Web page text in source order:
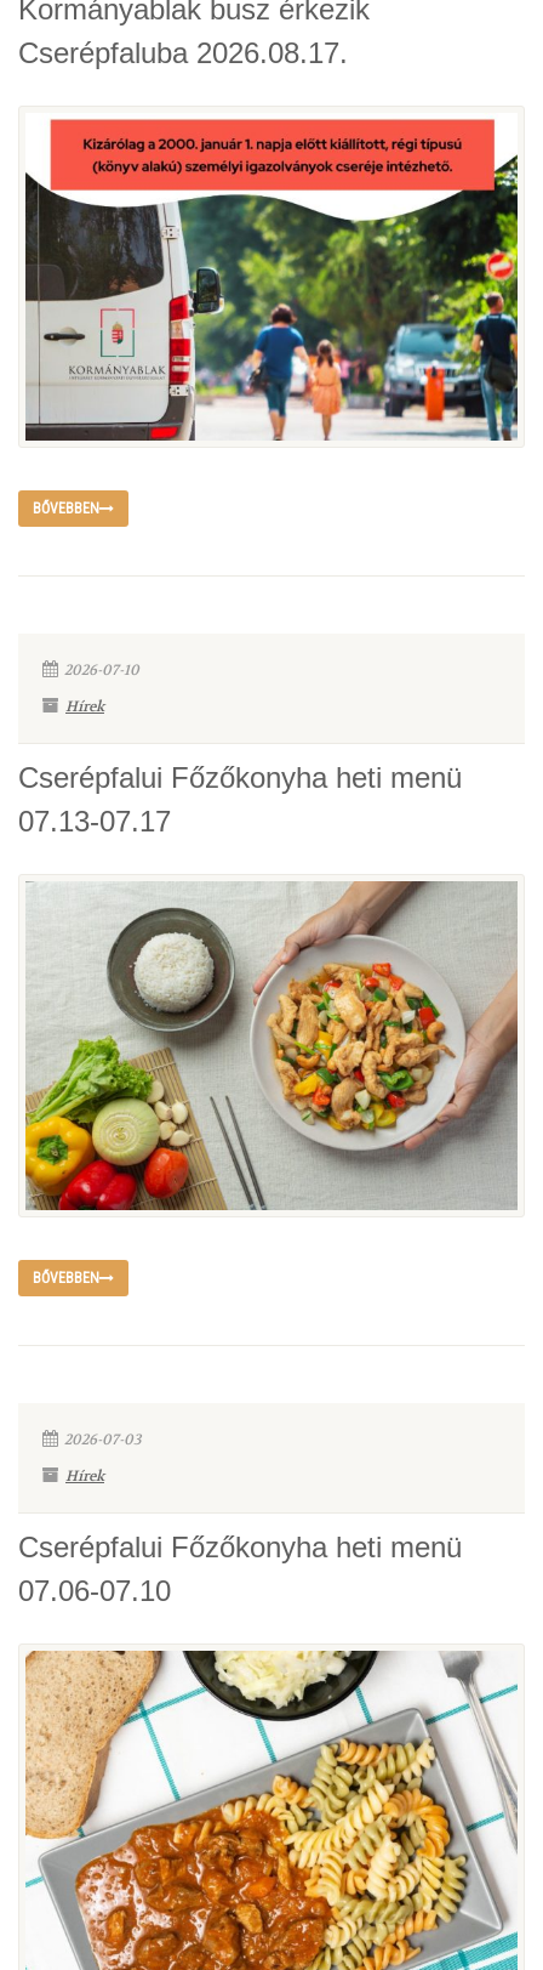
Kormányablak busz érkezik
Cserépfaluba 2026.08.17.
BŐVEBBEN
2026-07-10
Hírek
Cserépfalui Főzőkonyha heti menü
07.13-07.17
BŐVEBBEN
2026-07-03
Hírek
Cserépfalui Főzőkonyha heti menü
07.06-07.10